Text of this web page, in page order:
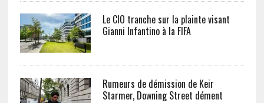
Le CIO tranche sur la plainte visant
Gianni Infantino à la FIFA
Rumeurs de démission de Keir
Starmer, Downing Street dément